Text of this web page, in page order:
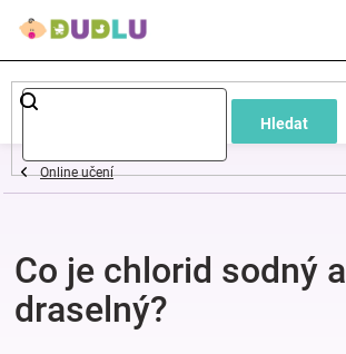
Hledat
Dětské
a
oblečení
Pokojíček
Online učení
Co je chlorid sodný a
draselný?